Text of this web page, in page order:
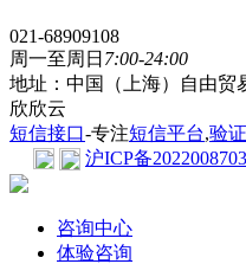
021-68909108
周一至周日 7:00-24:00
地址：中国（上海）自由贸
欣欣云
短信接口-专注短信平台,验
沪ICP备
咨询中心
体验咨询